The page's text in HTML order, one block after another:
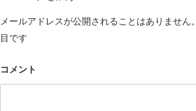
メールアドレスが公開されることはありません。
目です
コメント